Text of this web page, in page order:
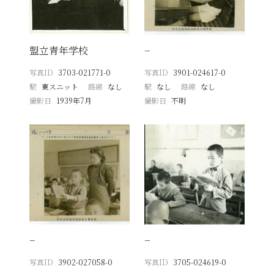
盟立青年学校
写真ID 3703-021771-0
駅 東スニット 路線 なし
撮影日
1939年7月
−
写真ID 3901-024617-0
駅 なし 路線 なし
撮影日 不明
−
写真ID 3902-027058-0
−
写真ID 3705-024619-0